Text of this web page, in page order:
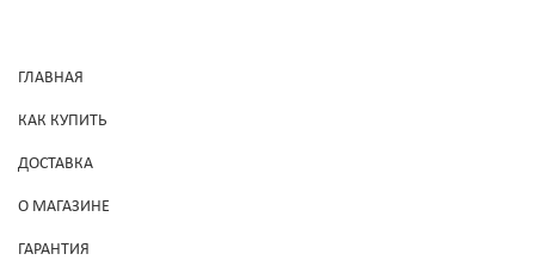
ГЛАВНАЯ
КАК КУПИТЬ
ДОСТАВКА
О МАГАЗИНЕ
ГАРАНТИЯ